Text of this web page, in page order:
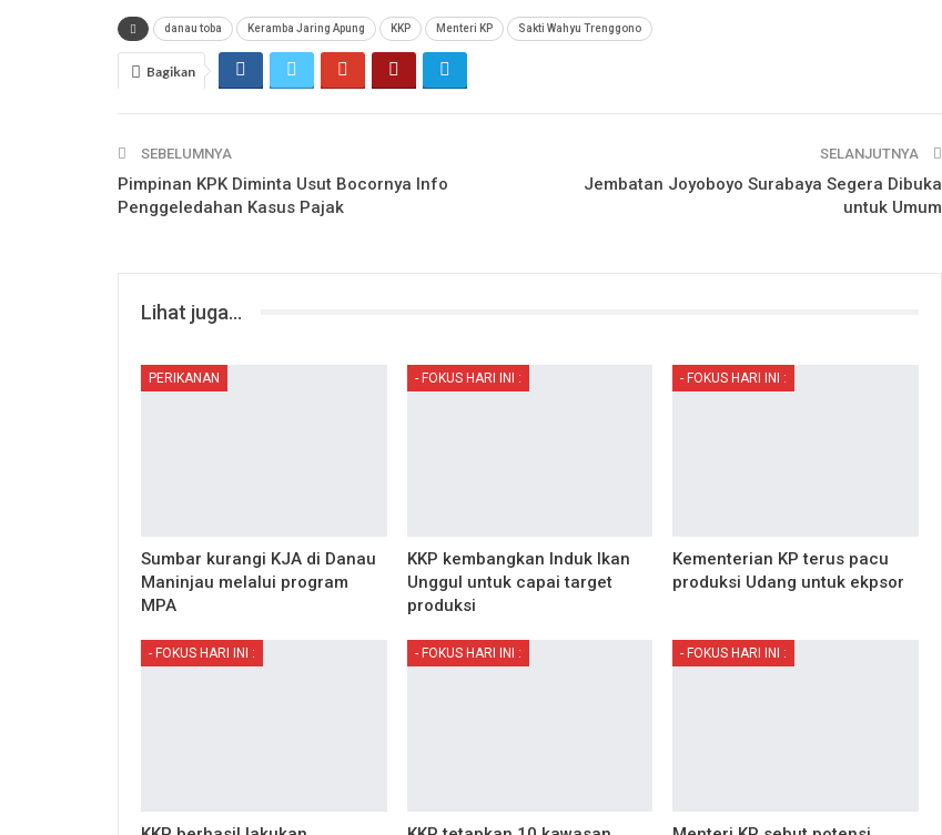
danau toba Keramba Jaring Apung KKP Menteri KP Sakti Wahyu Trenggono
Bagikan
SEBELUMNYA
Pimpinan KPK Diminta Usut Bocornya Info
Penggeledahan Kasus Pajak
SELANJUTNYA
Jembatan Joyoboyo Surabaya Segera Dibuka
untuk Umum
Lihat juga...
PERIKANAN
Sumbar kurangi KJA di Danau
Maninjau melalui program
MPA
- FOKUS HARI INI :
KKP kembangkan Induk Ikan
Unggul untuk capai target
produksi
- FOKUS HARI INI :
Kementerian KP terus pacu
produksi Udang untuk ekpsor
- FOKUS HARI INI : - FOKUS HARI INI : - FOKUS HARI INI :